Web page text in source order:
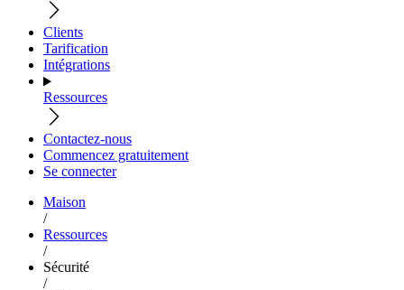
Clients
Tarification
Intégrations
Ressources
Contactez-nous
Commencez gratuitement
Se connecter
Maison
/
Ressources
/
Sécurité
/